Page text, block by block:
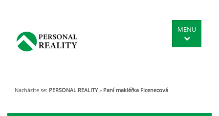
MENU
Nacházíte se: PERSONAL REALITY » Paní makléřka Ficenecová